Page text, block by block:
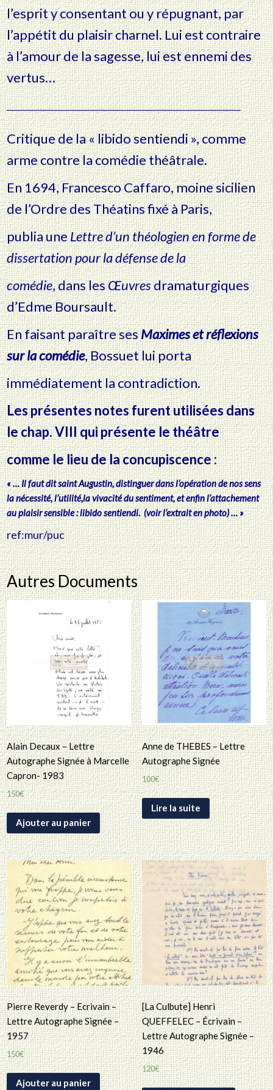
l’esprit y consentant ou yrépugnant, par
l’appétit du plaisir charnel. Lui est contraire
à l’amour de lasagesse, lui est ennemi des
vertus…
________________________________________________________________
Critique de la « libido sentiendi », comme
arme contre la comédie théâtrale.
En 1694, Francesco Caffaro, moine sicilien
de l’Ordre des Théatins fixé à Paris,
publia uneLettre d’un théologien en forme de
dissertation pour la défense de la
comédie, dans lesŒuvresdramaturgiques
d’Edme Boursault.
En faisant paraître sesMaximes et réflexions
sur la comédie, Bossuet lui porta
immédiatement la contradiction.
Les présentes notes furent utilisées dans
le chap. VIII qui présente le théâtre
comme le lieu de la concupiscence :
« … Il faut dit saint Augustin, distinguer dans l’opération de nos sens
la nécessité, l’utilité,la vivacité du sentiment, et enfin l’attachement
au plaisir sensible : libido sentiendi. (voir l’extrait en photo) … »
ref:mur/puc
Autres Documents
Alain Decaux – Lettre
Autographe Signée à Marcelle
Capron- 1983
150€
Ajouter au panier
Anne de THEBES – Lettre
Autographe Signée
100€
Lire la suite
Pierre Reverdy – Ecrivain –
Lettre Autographe Signée –
1957
150€
Ajouter au panier
[La Culbute] Henri
QUEFFELEC – Écrivain –
Lettre Autographe Signée –
1946
120€